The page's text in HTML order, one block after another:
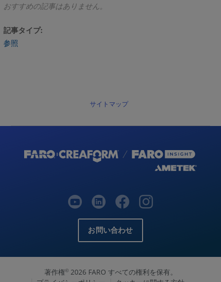
おすすめの記事はありません。
記事タイプ
参照
サイトマップ
お問い合わせ
著作権©2026 FARO すべての権利を保有。